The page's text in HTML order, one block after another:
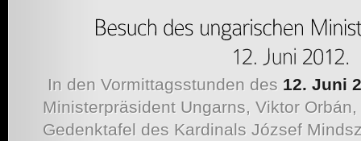
In den Vormittagsstunden des 12. Juni
Ministerpräsident Ungarns, Viktor
Gedenktafel des Kardinals József